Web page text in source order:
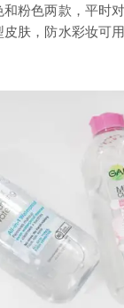
粉色两款，平时
肤，防水彩妆可